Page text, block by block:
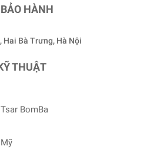
HÀNH
Bà Trưng, Hà Nội
THUẬT
Tsar BomBa
Mỹ